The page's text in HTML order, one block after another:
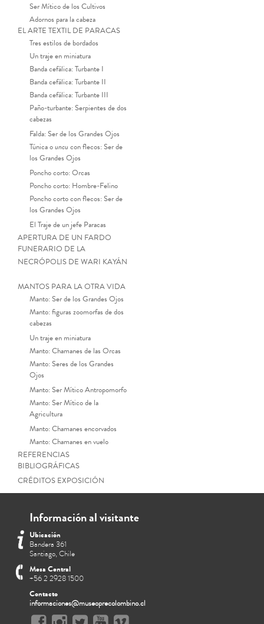
Ser Mítico de los Cultivos
Adornos para la cabeza
EL ARTE TEXTIL DE PARACAS
Tres estilos de bordados
Un traje en miniatura
Banda cefálica: Turbante I
Banda cefálica: Turbante II
Banda cefálica: Turbante III
Paño-turbante: Serpientes de dos
cabezas
Falda: Ser de los Grandes Ojos
Túnica ouncu con flecos: Ser de
los Grandes Ojos
Poncho corto: Orcas
Poncho corto: Hombre-Felino
Poncho corto con flecos: Ser de
los Grandes Ojos
El Traje de un jefe Paracas
APERTURA DE UN FARDO
FUNERARIO DE LA
NECRÓPOLIS DE WARI KAYÁN
MANTOS PARA LA OTRA VIDA
Manto: Ser de los Grandes Ojos
Manto: figuras zoomorfas de dos
cabezas
Un traje en miniatura
Manto: Chamanes de las Orcas
Manto: Seres de los Grandes
Ojos
Manto: Ser Mítico Antropomorfo
Manto: Ser Mítico de la
Agricultura
Manto: Chamanes encorvados
Manto: Chamanes en vuelo
REFERENCIAS
BIBLIOGRÁFICAS
CRÉDITOS EXPOSICIÓN
Información al visitante
Ubicación
Bandera 361
Santiago, Chile
Mesa Central
+56 2 2928 1500
Contacto
informaciones@museoprecolombino.cl